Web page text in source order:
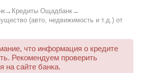
→ Кредиты Ощадбанк→
(авто, недвижимость и т.д.) от
что информация о кредите
Рекомендуем проверить
на сайте банка.